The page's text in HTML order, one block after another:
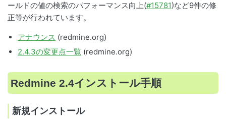
ールドの値の検索のパフォーマンス向上(#15781)など9件の修
正等が行われています。
アナウンス (redmine.org)
2.4.3の変更点一覧 (redmine.org)
Redmine 2.4インストール手順
新規インストール